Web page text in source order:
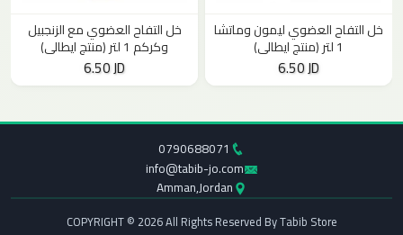
خل التفاح العضوي ليمون وماتشا
1 لتر (منتج ايطالي)
6.50 JD
خل التفاح العضوي مع الزنجبيل
وكركم 1 لتر (منتج ايطالي)
6.50 JD
0790688071
info@tabib-jo.com
Amman,Jordan
COPYRIGHT © 2026 All Rights Reserved By Tabib Store